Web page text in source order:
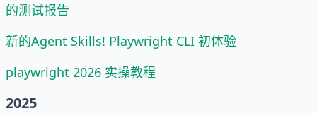
的测试报告
新的Agent Skills! Playwright CLI 初体验
playwright 2026 实操教程
2025